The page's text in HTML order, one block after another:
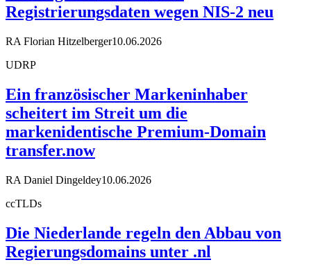
Registrierungsdaten wegen NIS-2 neu
RA Florian Hitzelberger10.06.2026
UDRP
Ein französischer Markeninhaber
scheitert im Streit um die
markenidentische Premium-Domain
transfer.now
RA Daniel Dingeldey10.06.2026
ccTLDs
Die Niederlande regeln den Abbau von
Regierungsdomains unter .nl